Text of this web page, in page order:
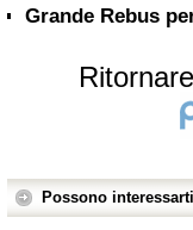
Grande Rebus
Possono